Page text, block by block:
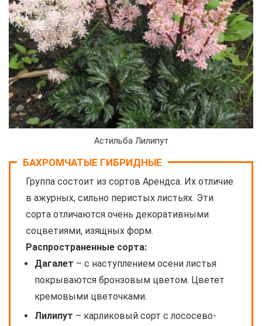
Астильба Лилипут
БАХРОМЧАТЫЕ ГИБРИДНЫЕ
Группа состоит из сортов Арендса. Их отличие
в ажурных, сильно перистых листьях. Эти
сорта отличаются очень декоративными
соцветиями, изящных форм.
Распространенные сорта:
Дагалет – с наступлением осени листья
покрываются бронзовым цветом. Цветет
кремовыми цветочками.
Лилипут – карликовый сорт с лососево-